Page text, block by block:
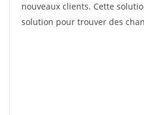
nouveaux clients. Cette
solution pour trouver des